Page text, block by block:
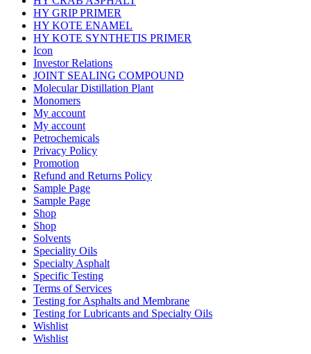
HY GRIP PRIMER
HY KOTE ENAMEL
HY KOTE SYNTHETIS PRIMER
Icon
Investor Relations
JOINT SEALING COMPOUND
Molecular Distillation Plant
Monomers
My account
My account
Petrochemicals
Privacy Policy
Promotion
Refund and Returns Policy
Sample Page
Sample Page
Shop
Shop
Solvents
Speciality Oils
Specialty Asphalt
Specific Testing
Terms of Services
Testing for Asphalts and Membrane
Testing for Lubricants and Specialty Oils
Wishlist
Wishlist